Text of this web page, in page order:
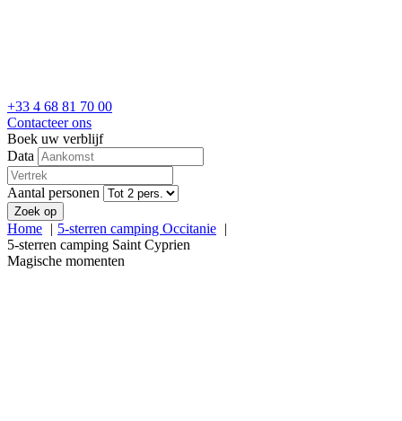
+33 4 68 81 70 00
Contacteer ons
Boek uw verblijf
Data
Aantal personen
Zoek op
Home
5-sterren camping Occitanie
5-sterren camping Saint Cyprien
Magische momenten